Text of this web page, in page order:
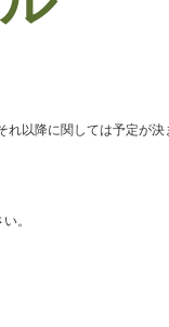
以降に関しては予定が決
。